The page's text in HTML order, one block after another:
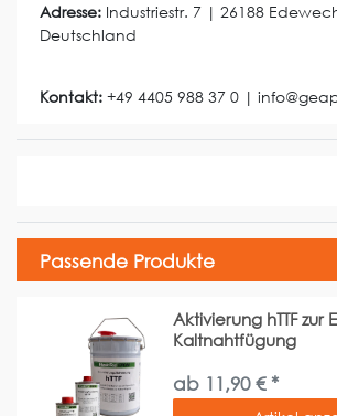
Adresse: Industriestr. 7 | 26188
Deutschland
Kontakt: +49 4405 988 37 0 |
Passende Produkte
Aktivierung hTTF zur
Kaltnahtfügung
ab 11,90 € *